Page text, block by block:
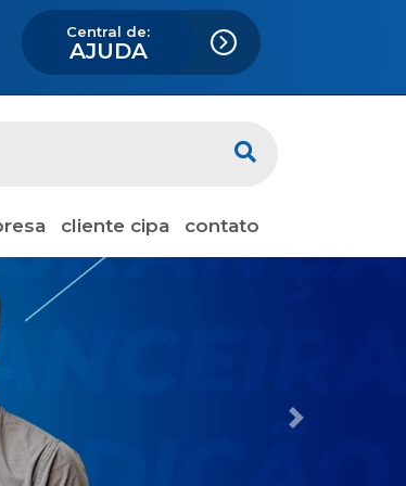
Central de:
AJUDA
cliente cipa contato
Next